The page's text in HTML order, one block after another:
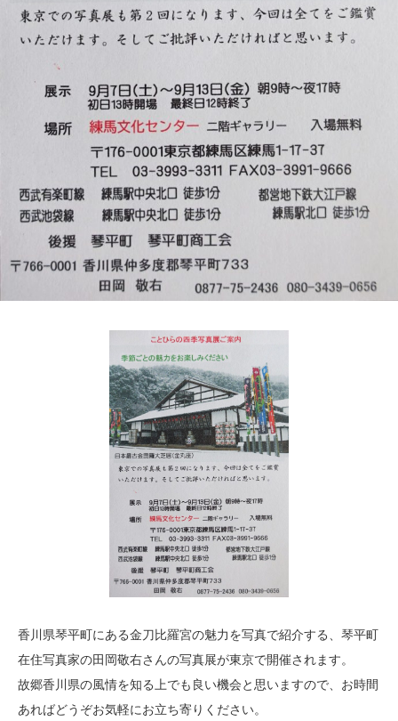
香川県琴平町にある金刀比羅宮の魅力を写真で紹介する、琴平町
在住写真家の田岡敬右さんの写真展が東京で開催されます。
故郷香川県の風情を知る上でも良い機会と思いますので、お時間
あればどうぞお気軽にお立ち寄りください。